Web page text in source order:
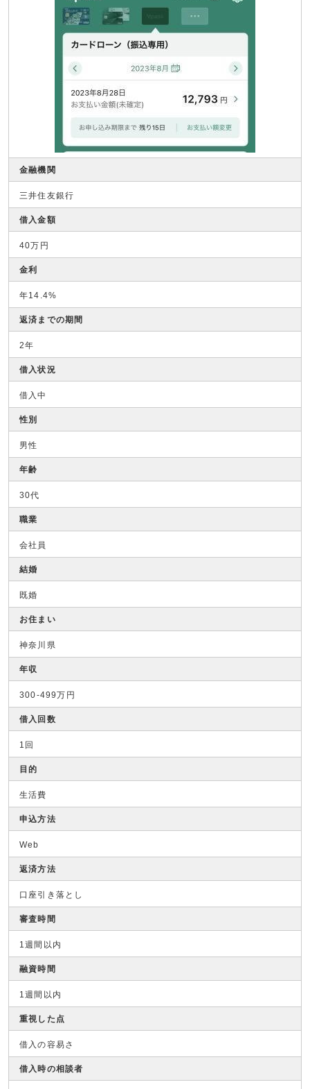
金融機関
三井住友銀行
借入金額
40万円
金利
年14.4%
返済までの期間
2年
借入状況
借入中
性別
男性
年齢
30代
職業
会社員
結婚
既婚
お住まい
神奈川県
年収
300-499万円
借入回数
1回
目的
生活費
申込方法
Web
返済方法
口座引き落とし
審査時間
1週間以内
融資時間
1週間以内
重視した点
借入の容易さ
借入時の相談者